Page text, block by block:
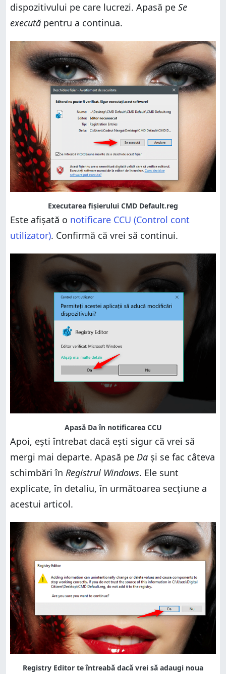
dispozitivului pe care lucrezi. Apasă pe Se
execută pentru a continua.
Executarea fișierului CMD Default.reg
Este afișată o notificare CCU (Control cont
utilizator). Confirmă că vrei să continui.
Apasă Da în notificarea CCU
Apoi, ești întrebat dacă ești sigur că vrei să
mergi mai departe. Apasă pe Da și se fac câteva
schimbări în Registrul Windows. Ele sunt
explicate, în detaliu, în următoarea secțiune a
acestui articol.
Registry Editor te întreabă dacă vrei să adaugi noua